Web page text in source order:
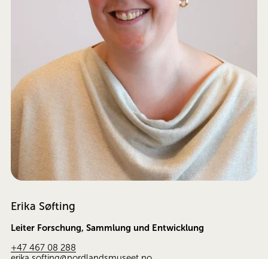
Erika Søfting
Leiter Forschung, Sammlung und Entwicklung
+47 467 08 288